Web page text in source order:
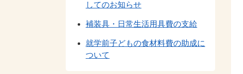
してのお知らせ
補装具・日常生活用具費の支給
就学前子どもの食材料費の助成に
ついて